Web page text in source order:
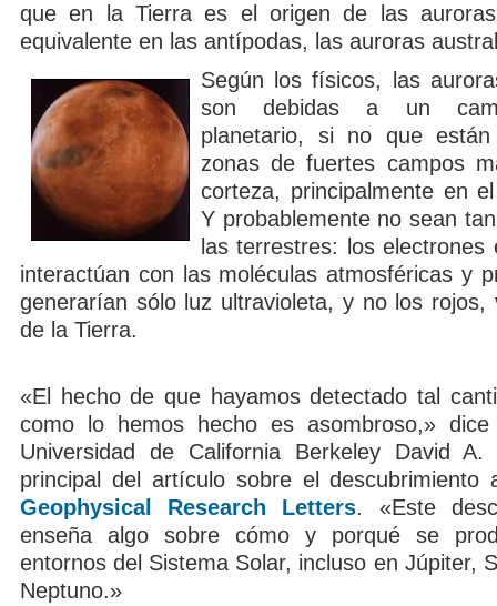
que en la Tierra es el origen de las
equivalente en las antípodas, las auroras
Según los físicos, las
son debidas a un
planetario, si no que están
zonas de fuertes campos
corteza, principalmente en
Y probablemente no sean
las terrestres: los electrones
interactúan con las moléculas atmosféricas y
generarían sólo luz ultravioleta, y no los rojos,
de la Tierra.
«El hecho de que hayamos detectado tal
como lo hemos hecho es asombroso,»
Universidad de California Berkeley David
principal del artículo sobre el descubrimiento
Geophysical Research Letters. «Este
enseña algo sobre cómo y porqué se
entornos del Sistema Solar, incluso en Júpiter,
Neptuno.»